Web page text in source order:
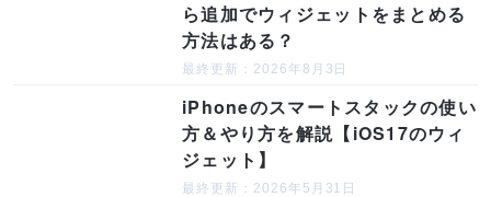
ら追加でウィジェットをまとめる
方法はある？
最終更新：2026年8月3日
iPhoneのスマートスタックの使い
方＆やり方を解説【iOS17のウィ
ジェット】
最終更新：2026年5月31日